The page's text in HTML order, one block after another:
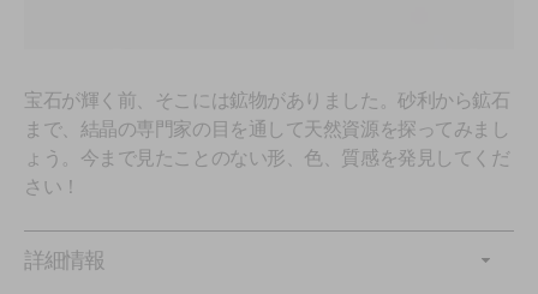
宝石が輝く前、そこには鉱物がありました。砂利から鉱石
まで、結晶の専門家の目を通して天然資源を探ってみまし
ょう。今まで見たことのない形、色、質感を発見してくだ
さい！
詳細情報